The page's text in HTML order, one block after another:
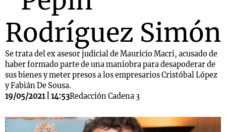
Rodríguez Simón
Se trata del ex asesor judicial de Mauricio Macri, acusado de
haber formado parte de una maniobra para desapoderar de
sus bienes y meter presos a los empresarios Cristóbal López
y Fabián De Sousa.
19/05/2021 | 14:53Redacción Cadena 3